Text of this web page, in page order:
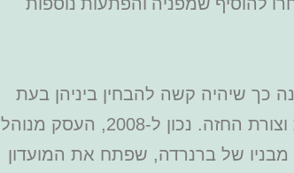
כך שיהיה קשה להבחין ביניהן בעת
הופעתן על הבמה, מבחינת גובה ומבחינת מידת וצורת החזה. נכון ל-2008, העסק מנוהל
של ברנרדה, שפתח את המועדון